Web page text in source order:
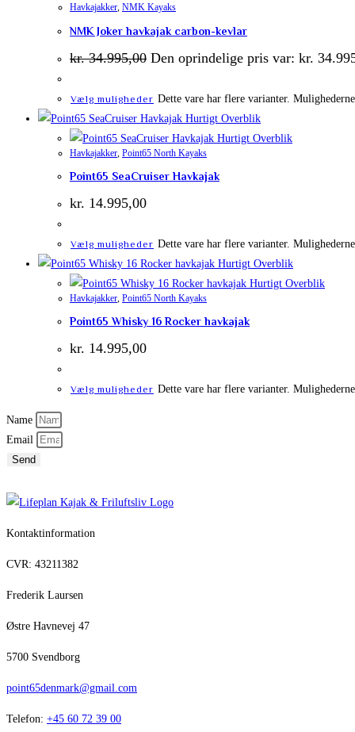
Havkajakker, NMK Kayaks
NMK Joker havkajak carbon-kevlar
kr.34.995,00 Den oprindelige pris var: kr.
Vælg muligheder Dette vare har flere varianter.
Hurtigt Overblik
Hurtigt Overblik
Havkajakker Point65 North Kayaks
Point65 SeaCruiser Havkajak
kr. 14.995,00
Vælg muligheder Dette vare har flere varianter.
Hurtigt Overblik
Hurtigt Overblik
Havkajakker, Point65 North Kayaks
Point65 Whisky 16 Rocker havkajak
kr. 14.995,00
Vælg muligheder Dette vare har flere varianter.
Name
Email
Send
Kontaktinformation
CVR: 43211382
Frederik Laursen
Østre Havnevej 47
5700 Svendborg
point65denmark@gmail.com
Telefon: +45 60 72 39 00